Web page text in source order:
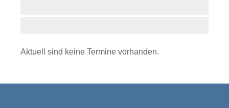
Aktuell sind keine Termine vorhanden.